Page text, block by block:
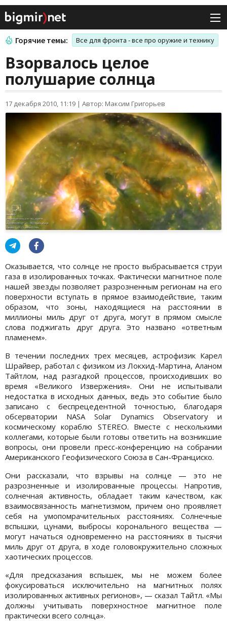
Горячие темы: Все для фронта - все про оружие и технику
Взорвалось целое
полушарие солнца
17 декабря 2010, 11:19 | Автор: Максим Григорьев
Оказывается, что солнце не просто выбрасывается струи
газа в изолированных точках. Фактически магнитное поле
нашей звезды позволяет разрозненным регионам на его
поверхности вступать в прямое взаимодействие, таким
образом, что зоны, находящиеся на расстоянии в
миллионы миль друг от друга, могут в прямом смысле
слова поджигать друг друга. Это названо «ответным
пламенем».
В течении последних трех месяцев, астрофизик Карел
Шрайвер, работал с физиком из Локхид-Мартина, Аланом
Тайтлом, над разгадкой процессов, происходивших во
время «Великого Извержения». Они не испытывали
недостатка в исходных данных, ведь это событие было
записано с беспрецедентной точностью, благодаря
обсерватории NASA Solar Dynamics Observatory и
космическому кораблю STEREO. Вместе с несколькими
коллегами, которые были готовы ответить на возникшие
вопросы, они провели пресс-конференцию на собрании
Американского Геофизического Союза в Сан-Франциско.
Они рассказали, что взрывы на солнце — это не
разрозненные и изолированные процессы. Напротив,
солнечная активность, обладает таким качеством, как
взаимосвязанность магнетизмом, причем оно проявляет
себя на умопомрачительных расстояниях. Солнечные
вспышки, цунами, выбросы коронального вещества —
могут начаться одновременно на расстояниях в тысячи
миль друг от друга, в ходе головокружительно сложных
хаотических процессов.
«Для предсказания вспышек, мы не можем более
фокусироваться исключительно на магнитных полях
изолированных активных регионов», — сказал Тайтл. «Мы
должны учитывать поверхностное магнитное поле
практически всего солнца».